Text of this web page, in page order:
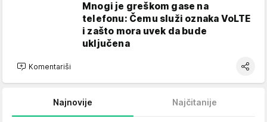
Mnogi je greškom gase na
telefonu: Čemu služi oznaka VoLTE
i zašto mora uvek da bude
uključena
Komentariši
Najnovije Najčitanije